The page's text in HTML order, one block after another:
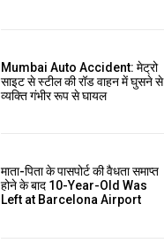
Mumbai Auto Accident: मेट्रो
साइट से स्टील की रॉड वाहन में घुसने से
व्यक्ति गंभीर रूप से घायल
माता-पिता के पासपोर्ट की वैधता समाप्त
होने के बाद 10-Year-Old Was
Left at Barcelona Airport